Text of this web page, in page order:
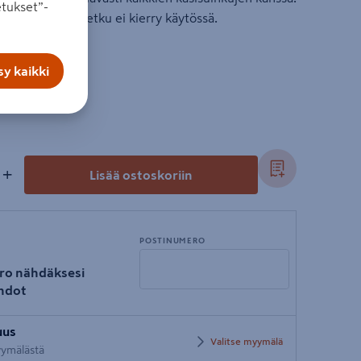
ansiosta letku ei kierry käytössä.
+ Lisää ostoskoriin
nähdäksesi
POSTINUMERO
postinumero
Valitse myymälä
kaikki